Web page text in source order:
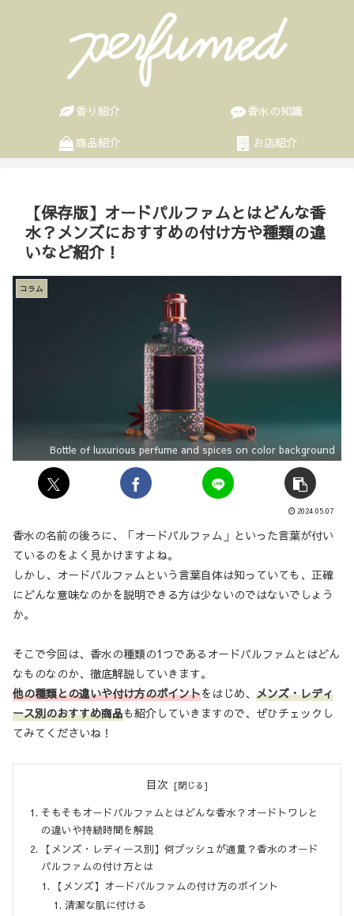
香り紹介
香水の知識
商品紹介
お店紹介
【保存版】オードパルファムとはどんな香
水？メンズにおすすめの付け方や種類の違
いなど紹介！
コラム
Bottle of luxurious perfume and spices on color background
2024.05.07
香水の名前の後ろに、「オードパルファム」といった言葉が付い
ているのをよく見かけますよね。
しかし、オードパルファムという言葉自体は知っていても、正確
にどんな意味なのかを説明できる方は少ないのではないでしょう
か。
そこで今回は、香水の種類の1つであるオードパルファムとはどん
なものなのか、徹底解説していきます。
他の種類との違いや付け方のポイントをはじめ、 メンズ・レディ
ース別のおすすめ商品も紹介していきますので、ぜひチェックし
てみてくださいね！
目次
そもそもオードパルファムとはどんな香水？オードトワレと
の違いや持続時間を解説
【メンズ・レディース別】何プッシュが適量？香水のオード
パルファムの付け方とは
【メンズ】オードパルファムの付け方のポイント
清潔な肌に付ける